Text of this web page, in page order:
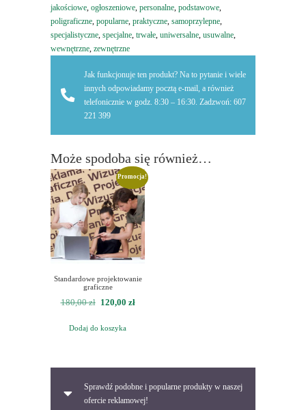
jakościowe, ogłoszeniowe, personalne, podstawowe,
poligraficzne, popularne, praktyczne, samoprzylepne,
specjalistyczne, specjalne, trwałe, uniwersalne, usuwalne,
wewnętrzne, zewnętrzne
Jak funkcjonuje ten produkt? Na to pytanie i wiele
innych odpowiadamy pocztą e-mail, a również
telefonicznie w godz. 8:30 – 16:30. Zadzwoń: 607
221 399
Może spodoba się również…
Promocja!
Standardowe projektowanie
graficzne
180,00zł Pierwotna
wynosiła:
120,00 zł
Dodaj do koszyka
Sprawdź podobne i popularne produkty w naszej
ofercie reklamowej!